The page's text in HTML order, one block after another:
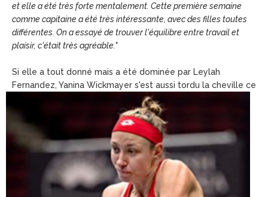
et elle a été très forte mentalement. Cette première semaine
comme capitaine a été très intéressante, avec des filles toutes
différentes. On a essayé de trouver l'équilibre entre travail et
plaisir, c'était très agréable."
Si elle a tout donné mais a été dominée par Leylah
Fernandez, Yanina Wickmayer s'est aussi tordu la cheville ce